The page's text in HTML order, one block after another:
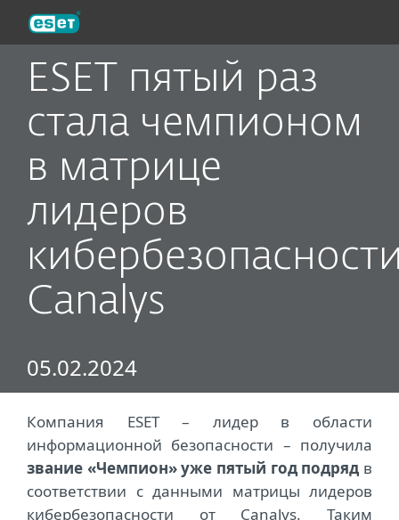
ESET пятый раз
стала чемпионом
в матрице
лидеров
Canalys
05.02.2024
Компания ESET – лидер в области
информационной безопасности – получила
звание «Чемпион» уже пятый год подряд в
соответствии с данными матрицы лидеров
кибербезопасности от Canalys. Таким
ESET